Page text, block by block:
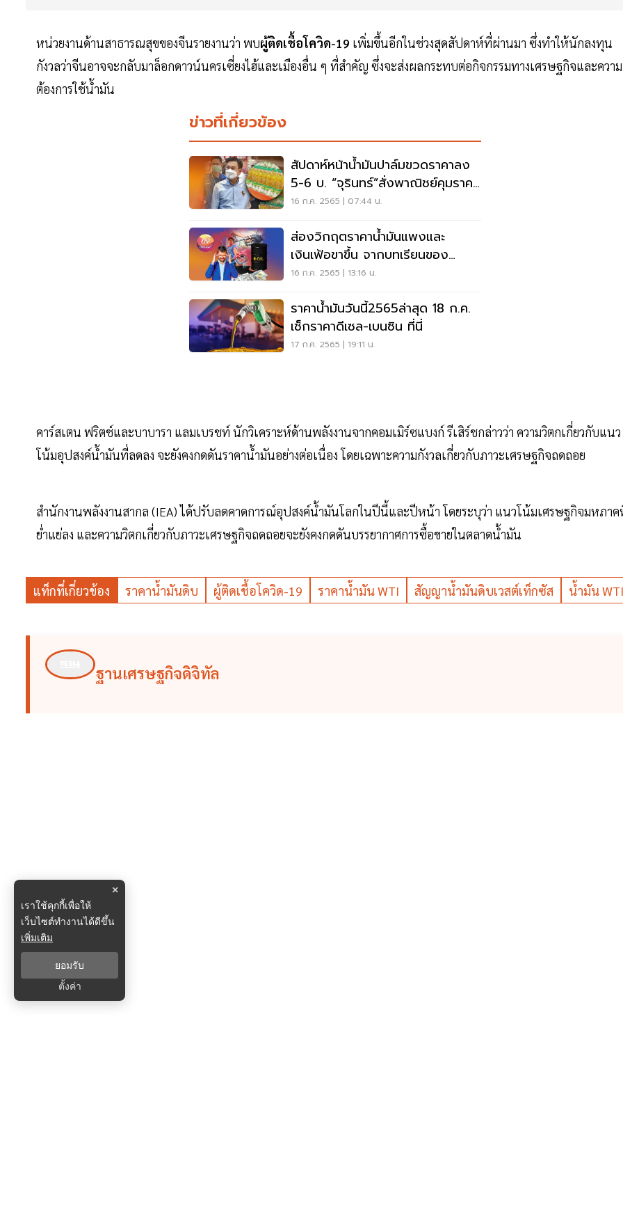
หน่วยงานด้านสาธารณสุขของจีนรายงานว่า พบผู้ติดเชื้อโควิด-19 เพิ่มขึ้นอีกในช่วงสุดสัปดาห์ที่ผ่านมา ซึ่งทำให้นักลงทุน
กังวลว่าจีนอาจจะกลับมาล็อกดาวน์นครเซี่ยงไฮ้และเมืองอื่น ๆ ที่สำคัญ ซึ่งจะส่งผลกระทบต่อกิจกรรมทางเศรษฐกิจและความ
ต้องการใช้น้ำมัน
ข่าวที่เกี่ยวข้อง
สัปดาห์หน้าน้ำมันปาล์มขวดราคาลง
5-6 บ. “จุรินทร์”สั่งพาณิชย์คุมราคา
สินค้า
16 ก.ค. 2565 | 07:44 น.
ส่องวิกฤตราคาน้ำมันแพงและ
เงินเฟ้อขาขึ้น จากบทเรียนของ
ประวัติศาสตร์
16 ก.ค. 2565 | 13:16 น.
ราคาน้ำมันวันนี้2565ล่าสุด 18 ก.ค.
เช็กราคาดีเซล-เบนซิน ที่นี่
17 ก.ค. 2565 | 19:11 น.
คาร์สเตน ฟริตช์และบาบารา แลมเบรชท์ นักวิเคราะห์ด้านพลังงานจากคอมเมิร์ซแบงก์ รีเสิร์ชกล่าวว่า ความวิตกเกี่ยวกับแนว
โน้มอุปสงค์น้ำมันที่ลดลง จะยังคงกดดันราคาน้ำมันอย่างต่อเนื่อง โดยเฉพาะความกังวลเกี่ยวกับภาวะเศรษฐกิจถดถอย
สำนักงานพลังงานสากล (IEA) ได้ปรับลดคาดการณ์อุปสงค์น้ำมันโลกในปีนี้และปีหน้า โดยระบุว่า แนวโน้มเศรษฐกิจมหภา
ย่ำแย่ลง และความวิตกเกี่ยวกับภาวะเศรษฐกิจถดถอยจะยังคงกดดันบรรยากาศการซื้อขายในตลาดน้ำมัน
แท็กที่เกี่ยวข้อง ราคาน้ำมันดิบ ผู้ติดเชื้อโควิด-19 ราคาน้ำมัน WTI สัญญาน้ำมันดิบเวสต์เท็กซัส น้ำมัน WTI
ฐานเศรษฐกิจดิจิทัล
×
เราใช้คุกกี้เพื่อให้
เว็บไซต์ทำงานได้ดีขึ้น
เพิ่มเติม
ยอมรับ
ตั้งค่า